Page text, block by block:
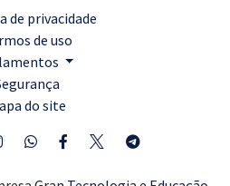
de privacidade
de uso
do site